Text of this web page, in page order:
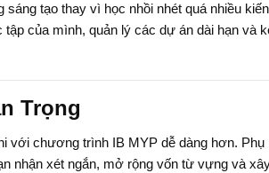
tạo thay vì học nhồi nhét quá nhiều kiến
của mình, quản lý các dự án dài hạn và
Trọng
với chương trình IB MYP dễ dàng hơn. Phụ
nhận xét ngắn, mở rộng vốn từ vựng và